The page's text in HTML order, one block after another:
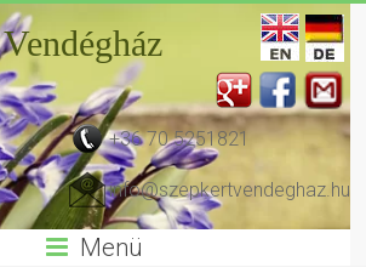
+36 70 5251821
info@szepkertvendeghaz.hu
Menü